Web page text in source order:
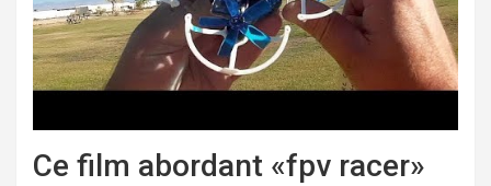
Ce film abordant «fpv racer»